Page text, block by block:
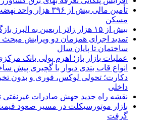
تأمین مالی بیش از ۳۹۶
مسکن
بیش از ۱۵ هزار زائر اربعین به البرز بازگشتند
ساختمان تا پایان سال
عملیات بازار باز؛ اهرم پولی بانک
انواع قاب بندی دیوار با گچبری پیش
دکارت؛ تحولی لوکس، فوری و بدون
داخلی
نقشه راه جدید جهش صادرات غیرنفتی
بازار موتورسیکلت در مسیر صعود
گرفت